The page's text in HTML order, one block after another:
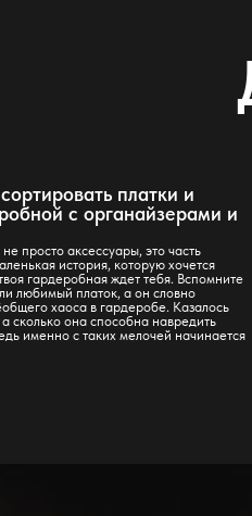
платки и
с органайзерами и
просто аксессуары, это часть
история, которую хочется
гардеробная ждет тебя. Вспомните
любимый платок, а он словно
хаоса в гардеробе. Казалось
сколько она способна навредить
именно с таких мелочей начинается